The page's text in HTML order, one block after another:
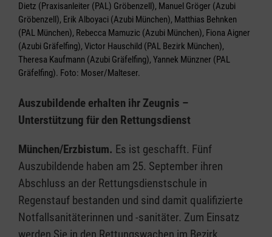
Dietz (Praxisanleiter (PAL) Gröbenzell), Manuel Gröger (Azubi
Gröbenzell), Erik Alboyaci (Azubi München), Matthias Behnken
(PAL München), Rebecca Mamuzic (Azubi München), Fiona Aigner
(Azubi Gräfelfing), Victor Hauschild (PAL Bezirk München),
Theresa Kaufmann (Azubi Gräfelfing), Yannek Münzner (PAL
Gräfelfing). Foto: Moser/Malteser.
Auszubildende erhalten ihr Zeugnis –
Unterstützung für den Rettungsdienst
München/Erzbistum. Es ist geschafft. Fünf
Auszubildende haben am 25. September ihren
Abschluss an der Rettungsdienstschule in
Regenstauf bestanden und sind damit qualifizierte
Notfallsanitäterinnen und -sanitäter. Zum Einsatz